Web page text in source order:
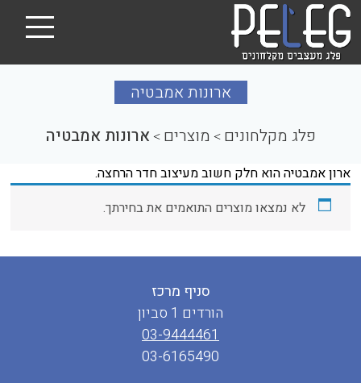
ארונות אמבטיה
פלג מקלחונים > מוצרים >ארונות אמבטיה
ארון אמבטיה הוא חלק חשוב מעיצוב חדר הרחצה.
לא נמצאו מוצרים התואמים את בחירתך.
סניף מרכז
הורדים 1 סביון
03-9444461
03-6165490